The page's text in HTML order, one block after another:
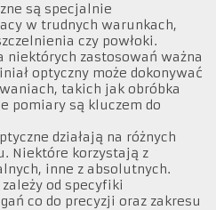
są specjalnie
w trudnych warunkach,
czy powłoki.
niektórych zastosowań ważna
optyczny może dokonywać
takich jak obróbka
pomiary są kluczem do
działają na różnych
Niektóre korzystają z
inne z absolutnych.
od specyfiki
co do precyzji oraz zakresu